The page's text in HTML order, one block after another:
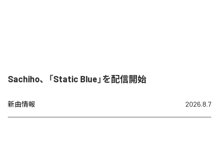
Sachiho、「Static Blue」を配信開始
新曲情報 2026.8.7